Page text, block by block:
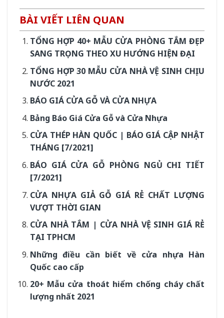
BÀI VIẾT LIÊN QUAN
TỔNG HỢP 40+ MẪU CỬA PHÒNG TẮM ĐẸP
SANG TRỌNG THEO XU HƯỚNG HIỆN ĐẠI
TỔNG HỢP 30 MẪU CỬA NHÀ VỆ SINH CHỊU
NƯỚC 2021
BÁO GIÁ CỬA GỖ VÀ CỬA NHỰA
Bảng Báo Giá Cửa Gỗ và Cửa Nhựa
CỬA THÉP HÀN QUỐC | BÁO GIÁ CẬP NHẬT
THÁNG [7/2021]
BÁO GIÁ CỬA GỖ PHÒNG NGỦ CHI TIẾT
[7/2021]
CỬA NHỰA GIẢ GỖ GIÁ RẺ CHẤT LƯỢNG
VƯỢT THỜI GIAN
CỬA NHÀ TẮM | CỬA NHÀ VỆ SINH GIÁ RẺ
TẠI TPHCM
Những điều cần biết về cửa nhựa Hàn
Quốc cao cấp
20+ Mẫu cửa thoát hiểm chống cháy chất
lượng nhất 2021